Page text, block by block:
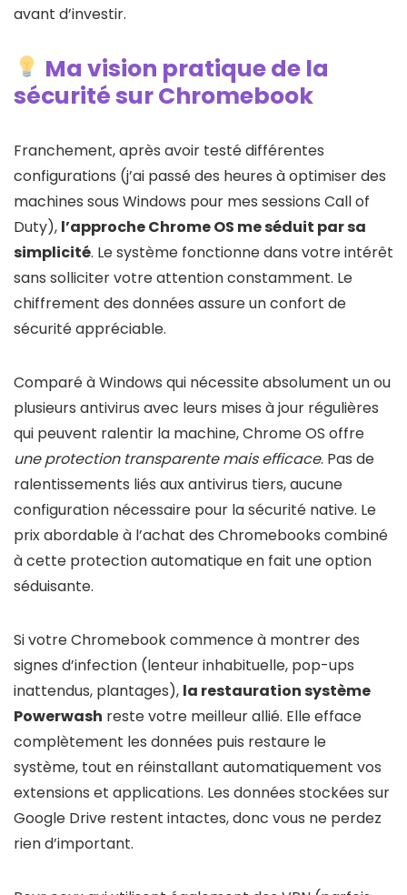
avant d’investir.
Ma vision pratique de la
sécurité sur Chromebook
Franchement, après avoir testé différentes
configurations (j’ai passé des heures à optimiser des
machines sous Windows pour mes sessions Call of
Duty), l’approche Chrome OS me séduit par sa
simplicité. Le système fonctionne dans votre intérêt
sans solliciter votre attention constamment. Le
chiffrement des données assure un confort de
sécurité appréciable.
Comparé à Windows qui nécessite absolument un ou
plusieurs antivirus avec leurs mises à jour régulières
qui peuvent ralentir la machine, Chrome OS offre
une protection transparente mais efficace. Pas de
ralentissements liés aux antivirus tiers, aucune
configuration nécessaire pour la sécurité native. Le
prix abordable à l’achat des Chromebooks combiné
à cette protection automatique en fait une option
séduisante.
Si votre Chromebook commence à montrer des
signes d’infection (lenteur inhabituelle, pop-ups
inattendus, plantages), la restauration système
Powerwash reste votre meilleur allié. Elle efface
complètement les données puis restaure le
système, tout en réinstallant automatiquement vos
extensions et applications. Les données stockées sur
Google Drive restent intactes, donc vous ne perdez
rien d’important.